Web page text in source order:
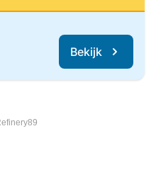
Bekijk